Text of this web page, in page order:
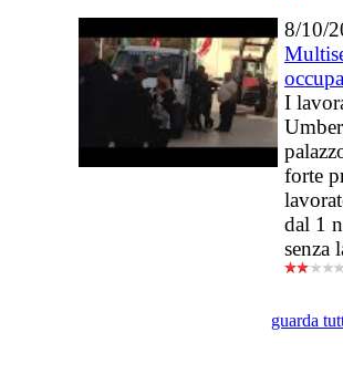
8/10/
I
forte
dal 1
senza
guarda